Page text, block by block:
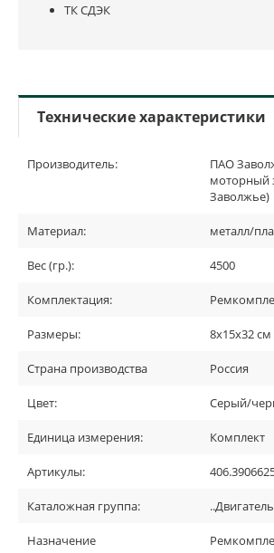
ТК СДЭК
Технические характеристики
Производитель:
ПАО
моторный
Заволжье)
Материал: металл/
Вес (гр.): 4500
Комплектация:
Размеры: 8х15х32 см
Страна производства Россия
Цвет: Серый/
Единица измерения: Комплект
Артикулы:
Каталожная группа: ..Двигатель
Назначение